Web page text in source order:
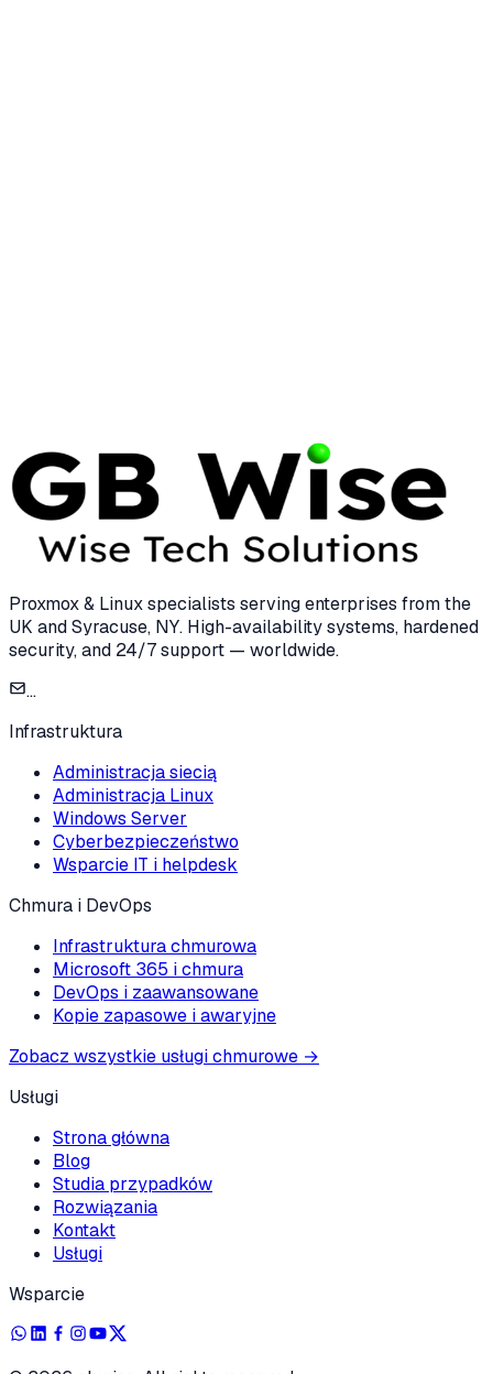
Proxmox & Linux specialists serving enterprises from the
UK and Syracuse, NY. High-availability systems, hardened
security, and 24/7 support — worldwide.
...
Infrastruktura
Administracja siecią
Administracja Linux
Windows Server
Cyberbezpieczeństwo
Wsparcie IT i helpdesk
Chmura i DevOps
Infrastruktura chmurowa
Microsoft 365 i chmura
DevOps i zaawansowane
Kopie zapasowe i awaryjne
Zobacz wszystkie usługi chmurowe →
Usługi
Strona główna
Blog
Studia przypadków
Rozwiązania
Kontakt
Usługi
Wsparcie